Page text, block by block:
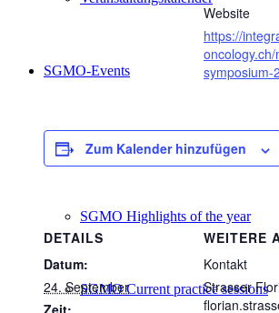
SGMO-Events
SGMO Basiskurs
SGMO Highlights of the year
SGMO Current practice sessions
Website
https://
oncology.ch/
symposium-
Zum Kalender hinzufügen
DETAILS
Datum:
24. September
WEITERE
Kontakt
Strasser